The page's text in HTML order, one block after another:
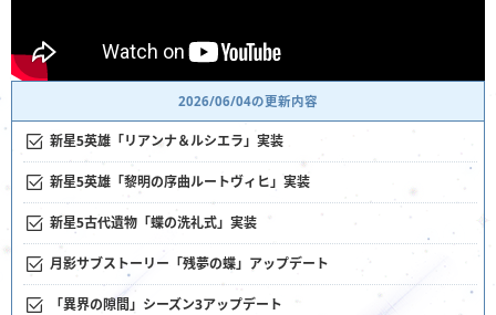
2026/06/04の更新内容
新星5英雄「リアンナ＆ルシエラ」実装
新星5英雄「黎明の序曲ルートヴィヒ」実装
新星5古代遺物「蝶の洗礼式」実装
月影サブストーリー「残夢の蝶」アップデート
「異界の隙間」シーズン3アップデート